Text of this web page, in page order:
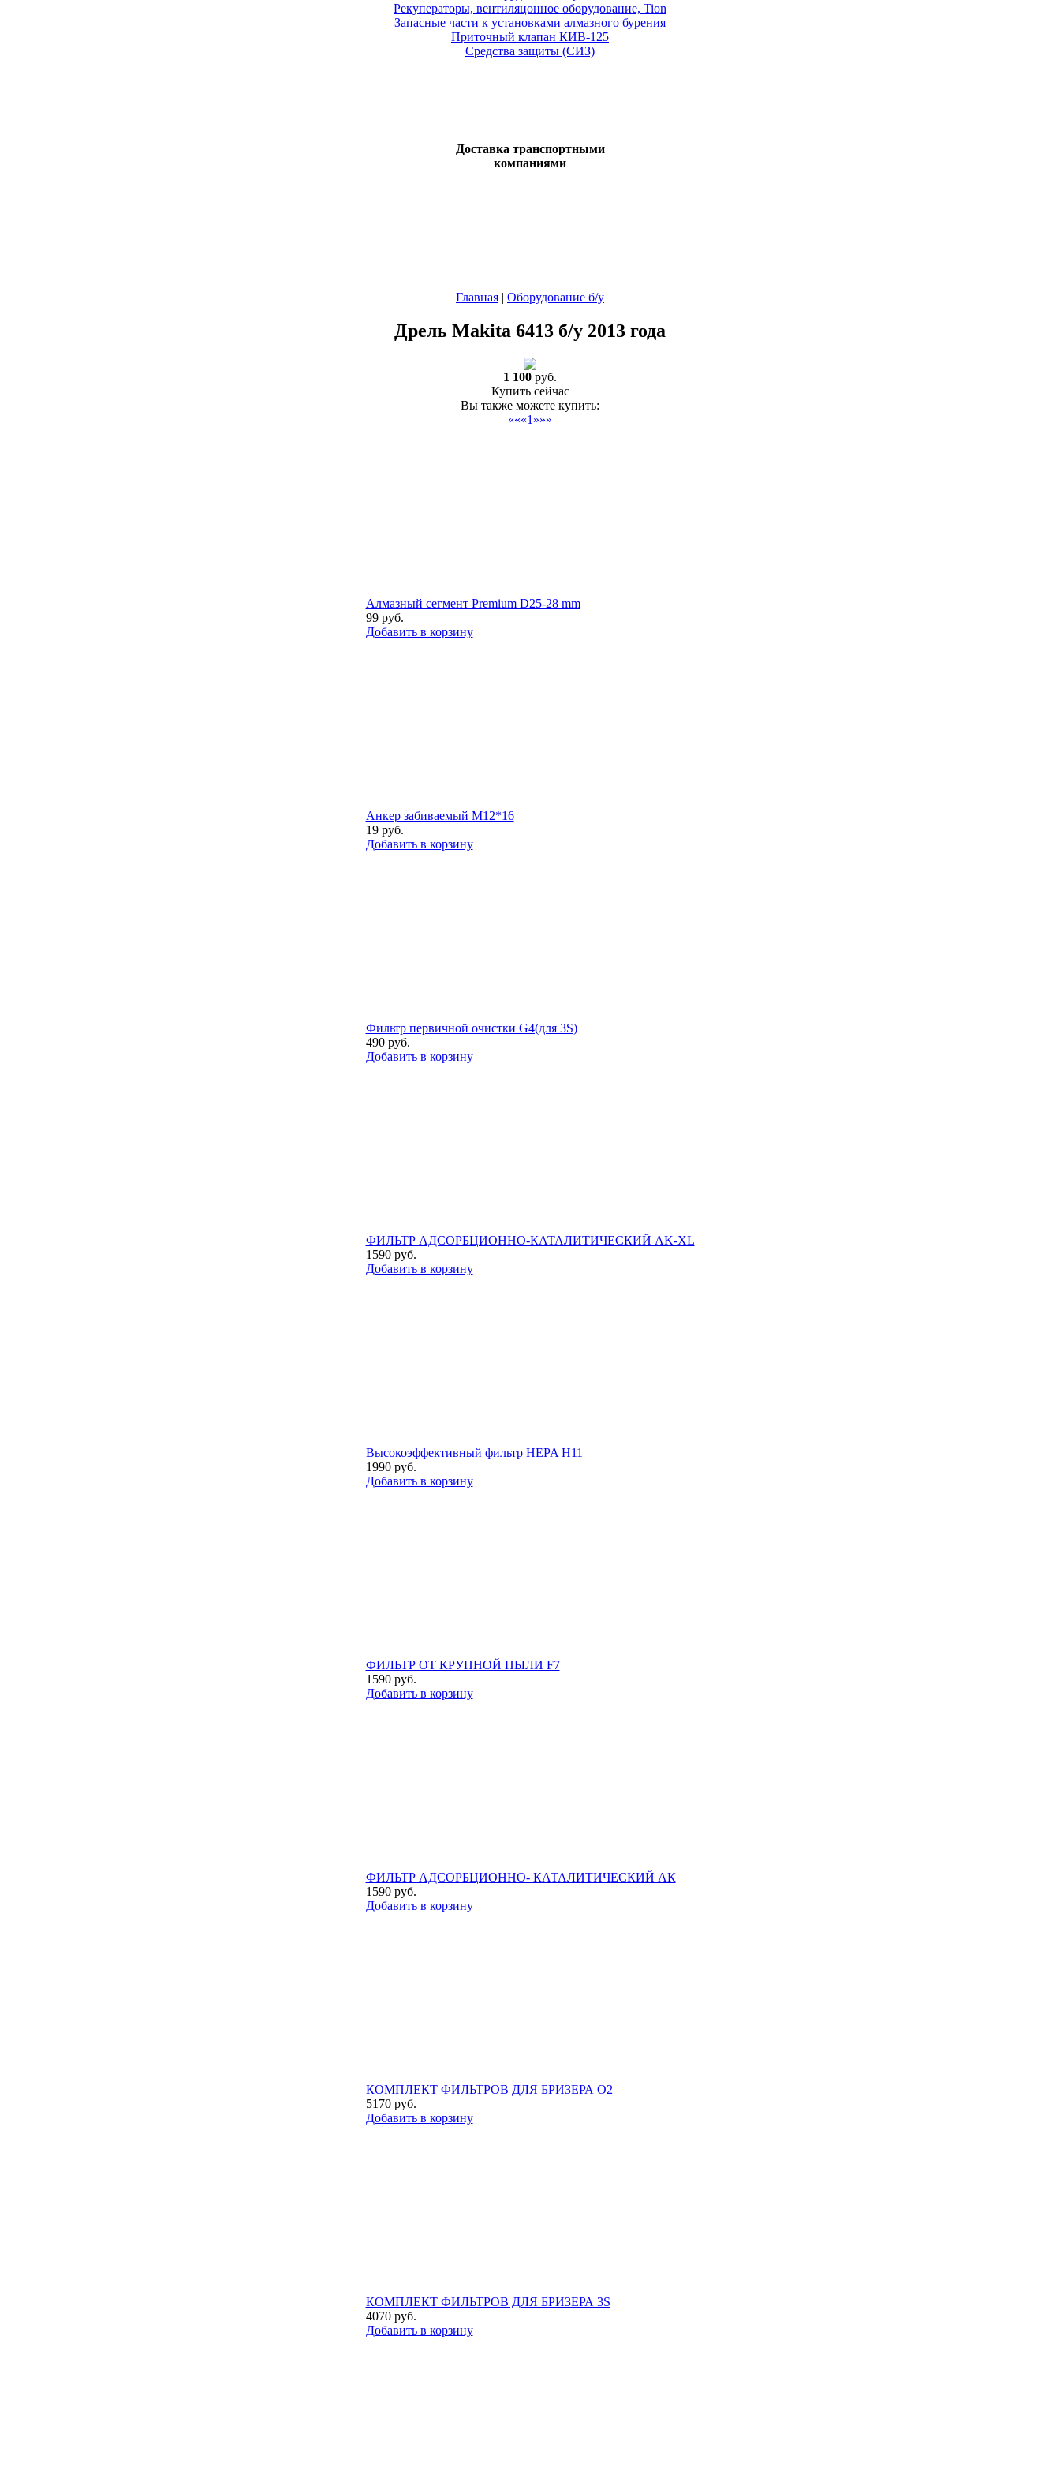
Рекуператоры, вентиляцонное оборудование, Tion
Запасные части к установками алмазного бурения
Приточный клапан КИВ-125
Средства защиты (СИЗ)
Доставка транспортными
компаниями
Главная | Оборудование б/у
Дрель Makita 6413 б/у 2013 года
1 100 руб.
Купить сейчас
Вы также можете купить:
«««1 »»»
Алмазный сегмент Premium D25-28 mm
99руб.
Добавить в корзину
Анкер забиваемый М12*16
19руб.
Добавить в корзину
Фильтр первичной очистки G4(для 3S)
490руб.
Добавить в корзину
ФИЛЬТР АДСОРБЦИОННО-КАТАЛИТИЧЕСКИЙ AK-XL
1590руб.
Добавить в корзину
Высокоэффективный фильтр НEPA H11
1990руб.
Добавить в корзину
ФИЛЬТР ОТ КРУПНОЙ ПЫЛИ F7
1590руб.
Добавить в корзину
ФИЛЬТР АДСОРБЦИОННО- КАТАЛИТИЧЕСКИЙ АК
1590руб.
Добавить в корзину
КОМПЛЕКТ ФИЛЬТРОВ ДЛЯ БРИЗЕРА O2
5170руб.
Добавить в корзину
КОМПЛЕКТ ФИЛЬТРОВ ДЛЯ БРИЗЕРА 3S
4070руб.
Добавить в корзину